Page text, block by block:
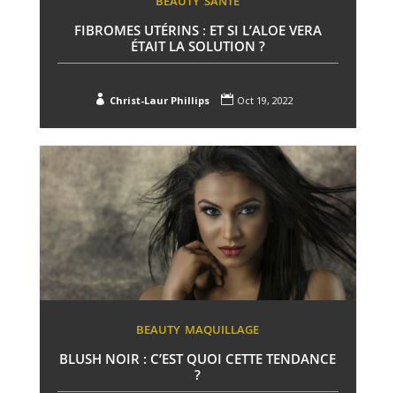
FIBROMES UTÉRINS : ET SI L’ALOE VERA
ÉTAIT LA SOLUTION ?
 Christ-Laur Phillips  Oct 19, 2022
BEAUTY MAQUILLAGE
BLUSH NOIR : C’EST QUOI CETTE TENDANCE
?